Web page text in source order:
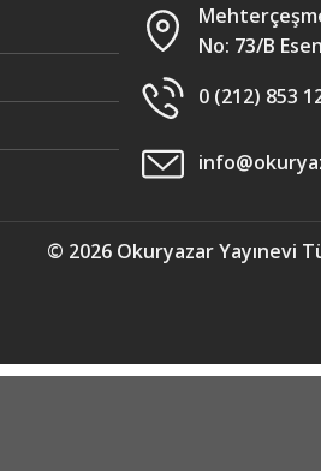
No: 73/B
0 (212) 853
© 2026 Okuryazar Yayınevi